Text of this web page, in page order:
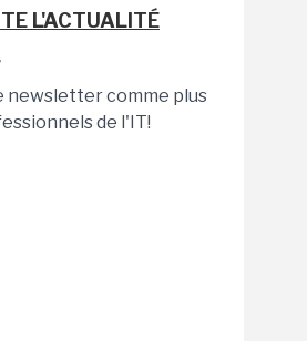
L'ACTUALITÉ
newsletter comme plus
de l'IT!